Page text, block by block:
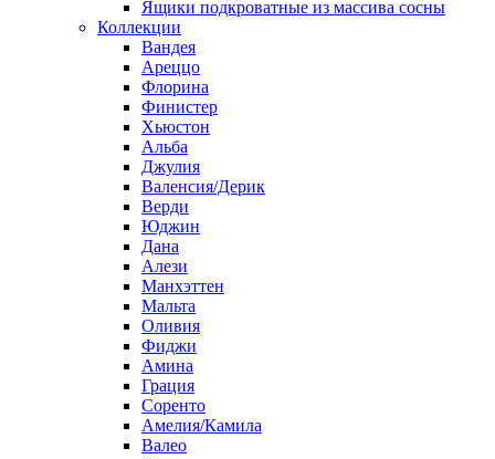
Ящики подкроватные из массива сосны
Коллекции
Вандея
Ареццо
Флорина
Финистер
Хьюстон
Альба
Джулия
Валенсия/Дерик
Верди
Юджин
Дана
Алези
Манхэттен
Мальта
Оливия
Фиджи
Амина
Грация
Соренто
Амелия/Камила
Валео